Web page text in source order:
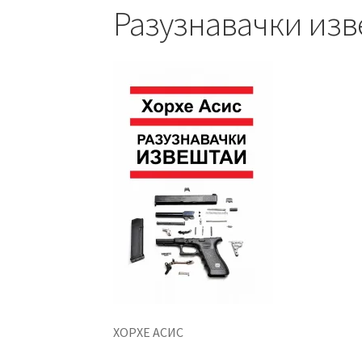
Разузнавачки
ХОРХЕ АСИС